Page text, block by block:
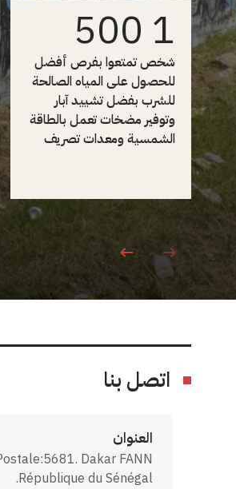
1 500
شخص تمتعوا بفرص أفضل
للحصول على المياه الصالحة
للشرب بفضل تشييد آبار
وتوفير مضخات تعمل بالطاقة
الشمسية ومعدات تصريف
اتصل بنا
العنوان
Dakar FANN
République du Sénégal.